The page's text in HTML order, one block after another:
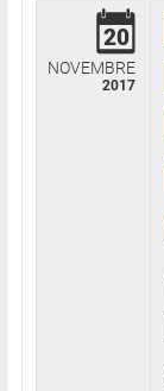
20
NOVEMBRE
2017